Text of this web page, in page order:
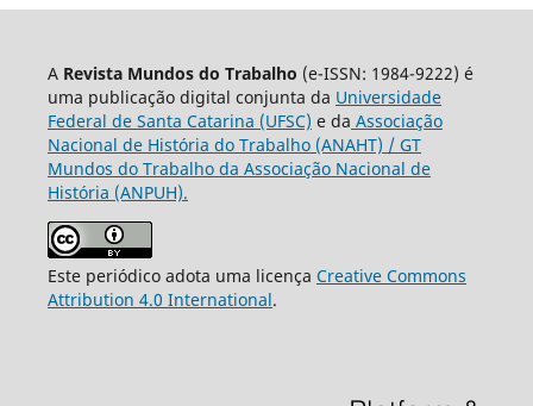
A Revista Mundos do Trabalho (e-ISSN: 1984-9222) é
uma publicação digital conjunta da Universidade
Federal de Santa Catarina (UFSC) e da Associação
Nacional de História do Trabalho (ANAHT) / GT
Mundos do Trabalho da Associação Nacional de
História (ANPUH).
Este periódico adota uma licença Creative Commons
Attribution 4.0 International.